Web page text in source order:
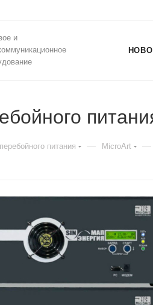
и
питания — MicroArt —